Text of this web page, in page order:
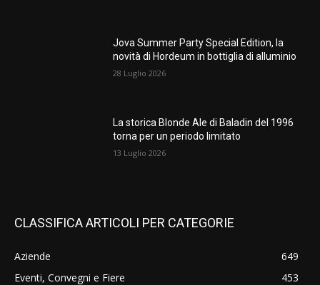
Jova Summer Party Special Edition, la
novità di Hordeum in bottiglia di alluminio
28 Luglio 2026
La storica Blonde Ale di Baladin del 1996
torna per un periodo limitato
13 Luglio 2026
CLASSIFICA ARTICOLI PER CATEGORIE
Aziende
649
Eventi, Convegni e Fiere
453